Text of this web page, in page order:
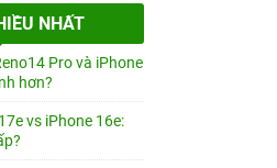
NHẤT
Pro và iPhone
hơn?
vs iPhone 16e: